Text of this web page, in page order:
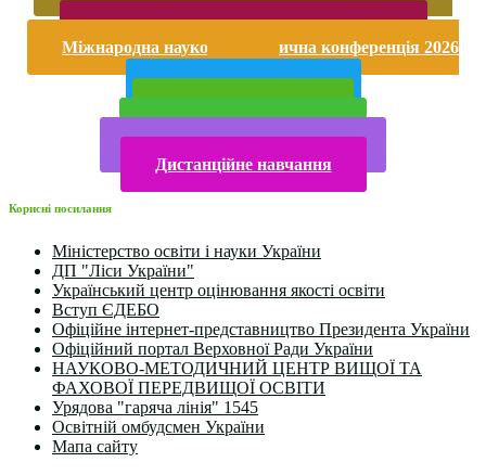
Міжнародна науково-практична конференція 2026
Дистанційне навчання
Корисні посилання
Міністерство освіти і науки України
ДП "Ліси України"
Український центр оцінювання якості освіти
Вступ ЄДЕБО
Офіційне інтернет-представництво Президента України
Офіційний портал Верховної Ради України
НАУКОВО-МЕТОДИЧНИЙ ЦЕНТР ВИЩОЇ ТА
ФАХОВОЇ ПЕРЕДВИЩОЇ ОСВІТИ
Урядова "гаряча лінія" 1545
Освітній омбудсмен України
Мапа сайту